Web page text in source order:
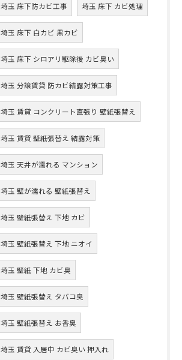
埼玉 床下防カビ工事 埼玉 床下 カビ処理
埼玉 床下 白カビ 黒カビ
埼玉 床下 シロアリ駆除後 カビ臭い
埼玉 分譲賃貸 防カビ結露対策工事
埼玉 賃貸 コンクリート直張り 壁紙張替え
埼玉 賃貸 壁紙張替え 結露対策
埼玉 天井が濡れる マンション
埼玉 壁が濡れる 壁紙張替え
埼玉 壁紙張替え 下地 カビ
埼玉 壁紙張替え 下地 ニオイ
埼玉 壁紙 下地 カビ臭
埼玉 壁紙張替え タバコ臭
埼玉 壁紙張替え お香臭
埼玉 賃貸 入居中 カビ臭い 押入れ